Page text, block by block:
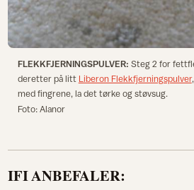
FLEKKFJERNINGSPULVER: Steg 2 for
deretter på litt Liberon Flekkfjerningspulver
med fingrene, la det tørke og støvsug.
Foto: Alanor
IFI ANBEFALER: